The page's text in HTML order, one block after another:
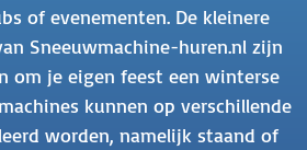
of evenementen. De kleinere
Sneeuwmachine-huren.nl zijn
om je eigen feest een winterse
kunnen op verschillende
worden, namelijk staand of